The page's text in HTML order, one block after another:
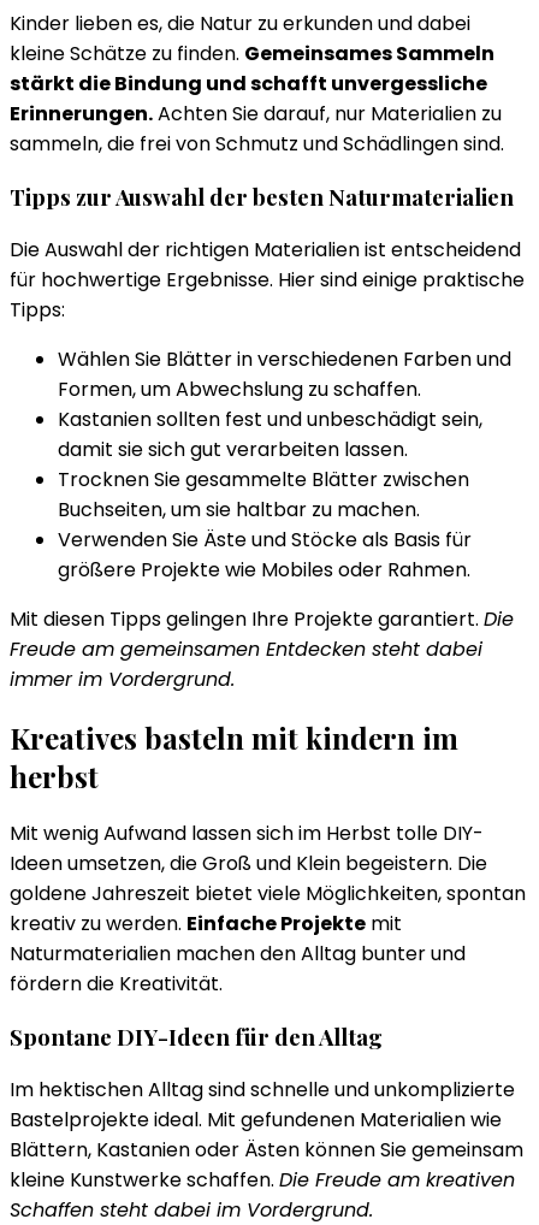
Kinder lieben es, die Natur zu erkunden und dabei
kleine Schätze zu finden. Gemeinsames Sammeln
stärkt die Bindung und schafft unvergessliche
Erinnerungen.Achten Sie darauf, nur Materialien zu
sammeln, die frei von Schmutz und Schädlingen sind.
Tipps zur Auswahl der besten Naturmaterialien
Die Auswahl der richtigen Materialien ist entscheidend
für hochwertige Ergebnisse. Hier sind einige praktische
Tipps:
Wählen Sie Blätter in verschiedenen Farben und
Formen, um Abwechslung zu schaffen.
Kastanien sollten fest und unbeschädigt sein,
damit sie sich gut verarbeiten lassen.
Trocknen Sie gesammelte Blätter zwischen
Buchseiten, um sie haltbar zu machen.
Verwenden Sie Äste und Stöcke als Basis für
größere Projekte wie Mobiles oder Rahmen.
Mit diesen Tipps gelingen Ihre Projekte garantiert. Die
Freude am gemeinsamen Entdecken steht dabei
immer im Vordergrund.
Kreatives basteln mit kindern im
herbst
Mit wenig Aufwand lassen sich im Herbst tolle DIY-
Ideen umsetzen, die Groß und Klein begeistern. Die
goldene Jahreszeit bietet viele Möglichkeiten, spontan
kreativ zu werden. Einfache Projekte mit
Naturmaterialien machen den Alltag bunter und
fördern die Kreativität.
Spontane DIY-Ideen für den Alltag
Im hektischen Alltag sind schnelle und unkomplizierte
Bastelprojekte ideal. Mit gefundenen Materialien wie
Blättern, Kastanien oder Ästen können Sie gemeinsam
kleine Kunstwerke schaffen. Die Freude am kreativen
Schaffen steht dabei im Vordergrund.